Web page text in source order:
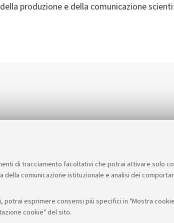
di tracciamento facoltativi che potrai attivare solo
comunicazione istituzionale e analisi dei
esprimere consensi più specifici in "Mostra
cookie" del sito.
produzione e della comunicazione